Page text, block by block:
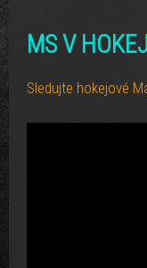
MS V
Sledujte hokejové